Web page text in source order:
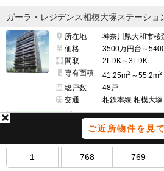
ご近所物件を見
1 768 769
ガーラ・レジデンス相模大塚ステーショ
所在地
神奈川県大和市桜
価格
3500万円台～
間取
2LDK～3LDK
専有面積
41.25m2 ～55.2m2
総戸数
48戸
交通
相鉄本線 相模大
資料請求 検
ガーラ・レジデンス藤沢